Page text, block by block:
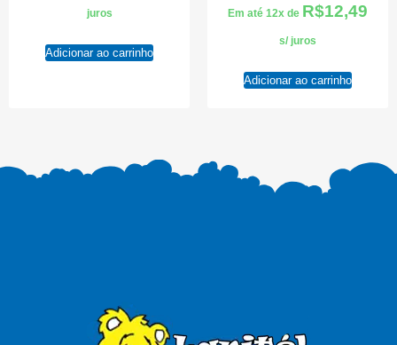
juros
Adicionar ao carrinho
Em até 12x de R$12,49
s/ juros
Adicionar ao carrinho